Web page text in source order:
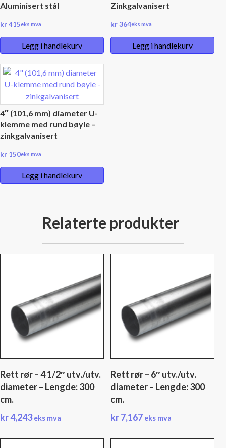
Aluminisert stål
kr415eks mva
Legg i handlekurv
Zinkgalvanisert
kr364eks mva
Legg i handlekurv
4″ (101,6 mm) diameter U-
klemme med rund bøyle –
zinkgalvanisert
kr 150eks mva
Legg i handlekurv
Relaterte produkter
Rett rør – 4 1/2″ utv./utv.
diameter – Lengde: 300
cm.
kr4,243 eks mva
Rett rør – 6″ utv./utv.
diameter – Lengde: 300
cm.
kr7,167 eks mva